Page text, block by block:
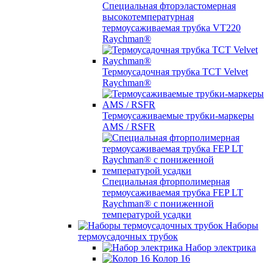
Специальная фторэластомерная
высокотемпературная
термоусаживаемая трубка VT220
Raychman®
Термоусадочная трубка TCT Velvet
Raychman®
Термоусаживаемые трубки-маркеры
AMS / RSFR
Специальная фторполимерная
термоусаживаемая трубка FEP LT
Raychman® с пониженной
температурой усадки
Наборы
термоусадочных трубок
Набор электрика
Колор 16